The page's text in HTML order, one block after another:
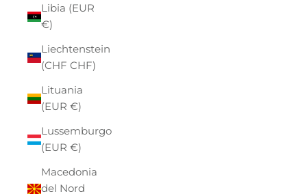
Libia (EUR
€)
Liechtenstein
(CHF CHF)
Lituania
(EUR €)
Lussemburgo
(EUR €)
Macedonia
del Nord